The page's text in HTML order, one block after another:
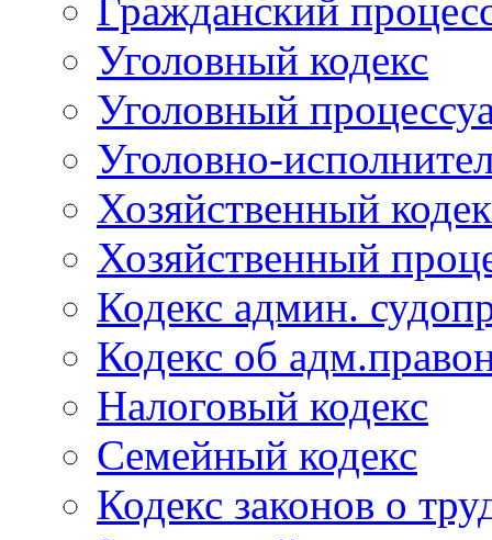
Гражданский
Уголовный кодекс
Уголовный
Уголовно-
Хозяйственный
Хозяйственный
Кодекс админ.
Кодекс об
Налоговый кодекс
Семейный кодекс
Кодекс законов о